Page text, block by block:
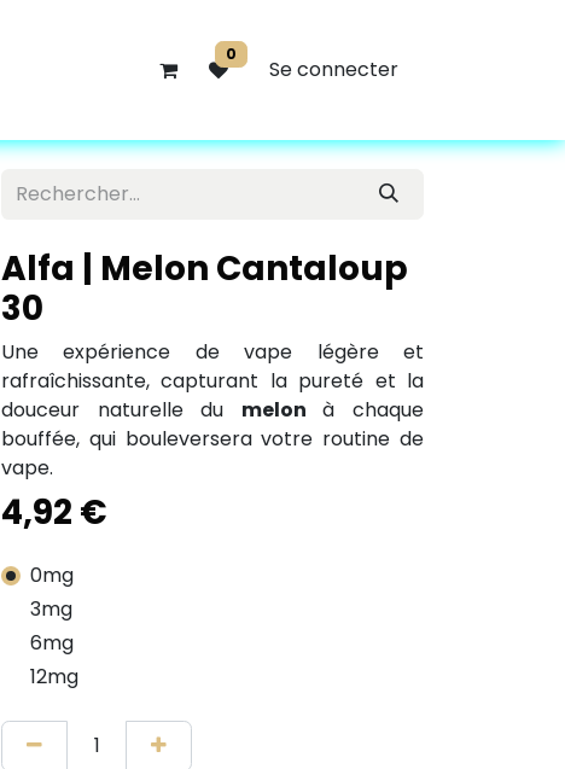
0
Se connecter
Alfa | Melon Cantaloup
30
Une expérience de vape légère et
rafraîchissante, capturant la pureté et la
douceur naturelle du melonà chaque
bouffée, qui bouleversera votre routine de
vape.
4,92 €
0mg
3mg
6mg
12mg